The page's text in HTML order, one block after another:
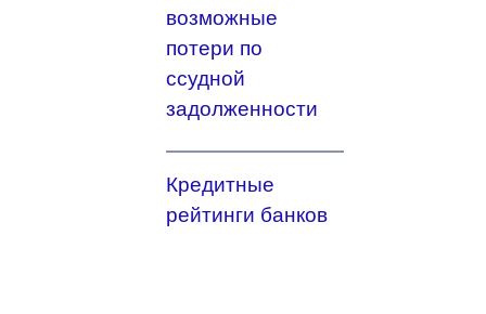
возможные
потери по
ссудной
задолженности
Кредитные
рейтинги банков